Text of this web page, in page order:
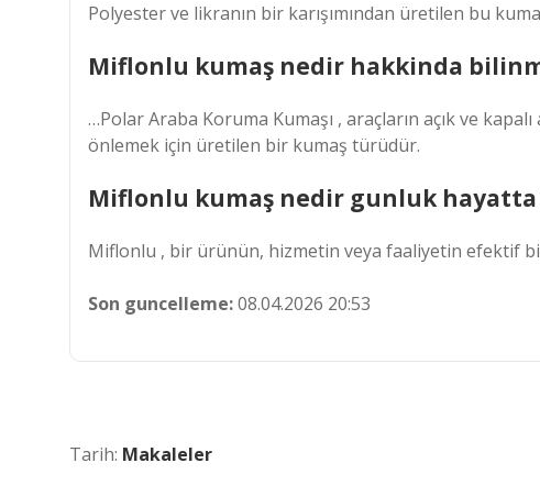
Polyester ve likranın bir karışımından üretilen bu
Miflonlu kumaş nedir hakkinda
…Polar Araba Koruma Kumaşı , araçların açık ve
önlemek için üretilen bir kumaş türüdür.
Miflonlu kumaş nedir gunluk
Miflonlu , bir ürünün, hizmetin veya faaliyetin efektif bir
Son guncelleme:08.04.2026 20:53
Tarih: Makaleler